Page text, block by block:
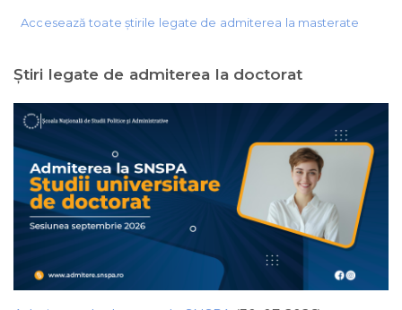
Accesează toate știrile legate de admiterea la masterate
Ştiri legate de admiterea la doctorat